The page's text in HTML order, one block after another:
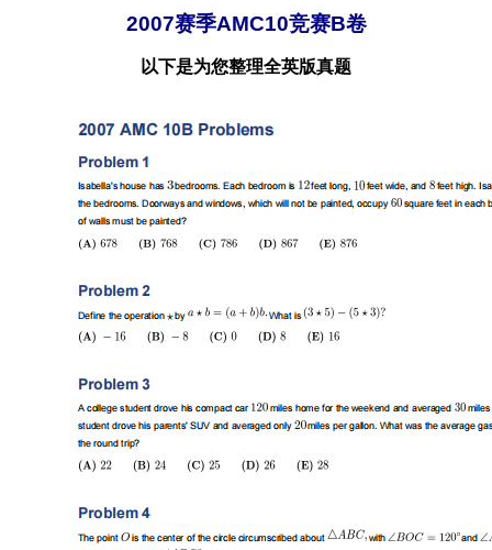
2007赛季AMC10竞赛B卷
以下是为您整理全英版真题